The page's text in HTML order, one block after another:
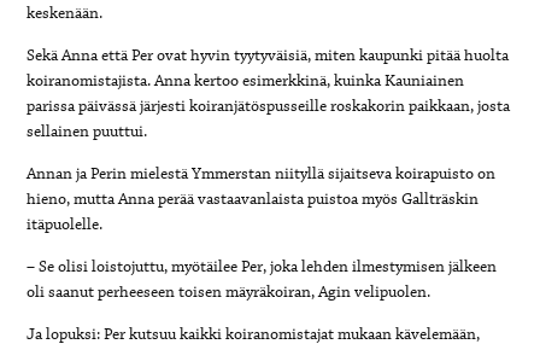
keskenään.
Sekä Anna että Per ovat hyvin tyytyväisiä, miten kaupunki pitää huolta
koiranomistajista. Anna kertoo esimerkkinä, kuinka Kauniainen
parissa päivässä järjesti koiranjätöspusseille roskakorin paikkaan, josta
sellainen puuttui.
Annan ja Perin mielestä Ymmerstan niityllä sijaitseva koirapuisto on
hieno, mutta Anna perää vastaavanlaista puistoa myös Gallträskin
itäpuolelle.
– Se olisi loistojuttu, myötäilee Per, joka lehden ilmestymisen jälkeen
oli saanut perheeseen toisen mäyräkoiran, Agin velipuolen.
Ja lopuksi: Per kutsuu kaikki koiranomistajat mukaan kävelemään,